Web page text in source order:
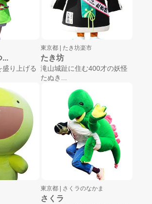
...
り上げる
東京都 | たき坊楽市
たき坊
滝山城趾に住む400才の妖怪
たぬき...
東京都 | さくラのなかま
さくラ